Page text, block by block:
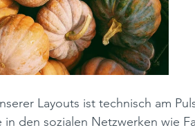
Layouts ist technisch am
in den sozialen Netzwerken wie